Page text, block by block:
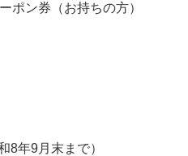
ン券（お持ちの方）
年9月末まで）